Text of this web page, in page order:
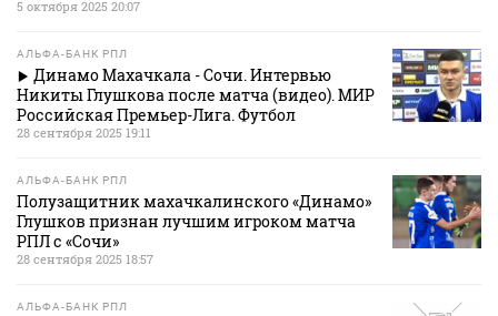
5 октября 2025 20:07
АЛЬФА-БАНК РПЛ
Динамо Махачкала - Сочи. Интервью
Никиты Глушкова после матча (видео). МИР
Российская Премьер-Лига. Футбол
28 сентября 2025 19:11
АЛЬФА-БАНК РПЛ
Полузащитник махачкалинского «Динамо»
Глушков признан лучшим игроком матча
РПЛ с «Сочи»
28 сентября 2025 18:57
АЛЬФА-БАНК РПЛ